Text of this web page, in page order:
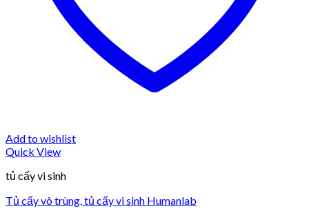
Add to wishlist
Quick View
tủ cấy vi sinh
Tủ cấy vô trùng, tủ cấy vi sinh Humanlab